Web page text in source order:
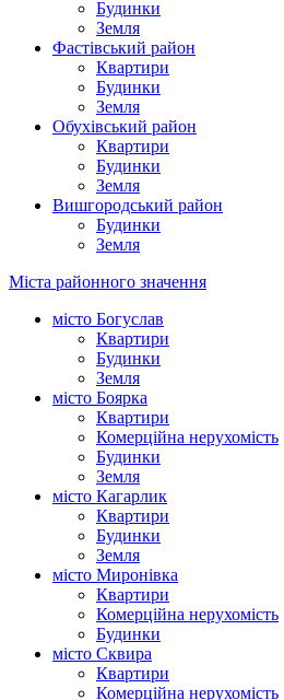
Будинки
Земля
Фастівський район
Квартири
Будинки
Земля
Обухівський район
Квартири
Будинки
Земля
Вишгородський район
Будинки
Земля
Міста районного значення
місто Богуслав
Квартири
Будинки
Земля
місто Боярка
Квартири
Комерційна нерухомість
Будинки
Земля
місто Кагарлик
Квартири
Будинки
Земля
місто Миронівка
Квартири
Комерційна нерухомість
Будинки
місто Сквира
Квартири
Комерційна нерухомість